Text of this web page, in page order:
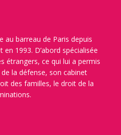
au barreau de Paris depuis
en 1993. D’abord spécialisée
étrangers, ce qui lui a permis
la défense, son cabinet
des familles, le droit de la